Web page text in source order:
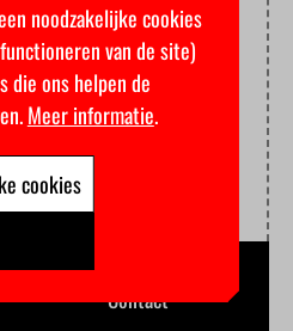
Contact
noodzakelijke cookies
van de site)
die ons helpen de
Meer informatie.
cookies